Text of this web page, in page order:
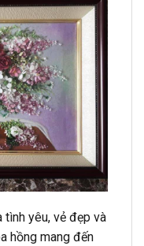
tình yêu, vẻ đẹp và
hồng mang đến